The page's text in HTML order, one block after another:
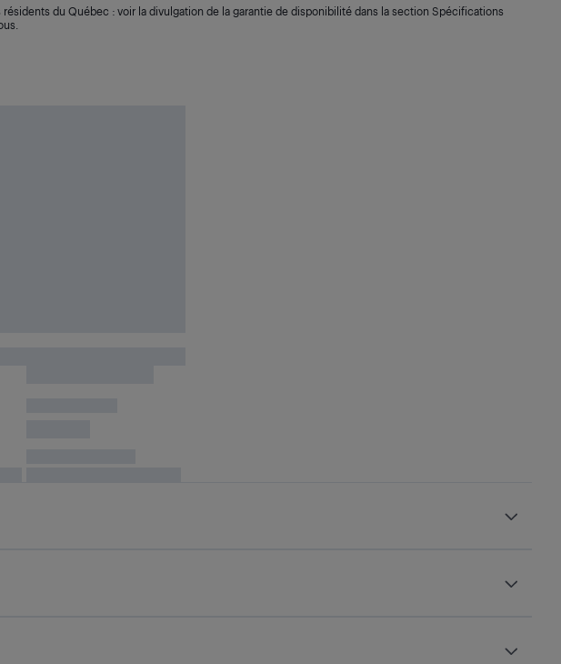
résidents du Québec : voir la divulgation de la garantie de disponibilité dans la section Spécifications